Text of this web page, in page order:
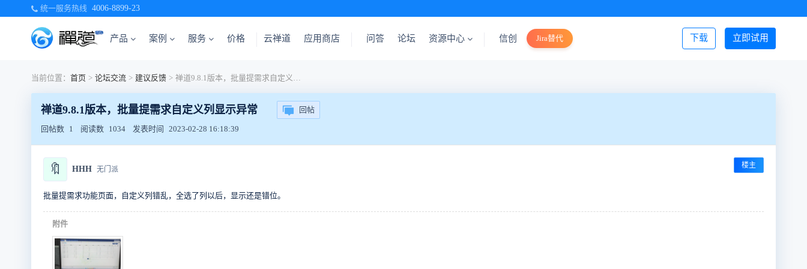
统一服务热线 4006-8899-23
产品 案例 服务 价格 立即试用
下载
云禅道 应用商店 问答 论坛 资源中心 信创 Jira替代 登录/注册
当前位置： 首页 > 论坛交流 > 建议反馈 > 禅道9.8.1版本，批量提需求自定义列显示异常
禅道9.8.1版本，批量提需求自定义列显示异常 回帖
回帖数 1 阅读数 1034 发表时间 2023-02-28 16:18:39
🔖 HHH 无门派 楼主
批量提需求功能页面，自定义列错乱，全选了列以后，显示还是错位。
附件